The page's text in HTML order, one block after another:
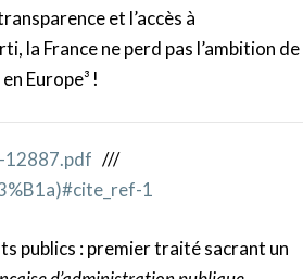
et l’accès à
la France ne perd pas l’ambition de
Europe³ !
12887.pdf ///
1
publics : premier traité sacrant un